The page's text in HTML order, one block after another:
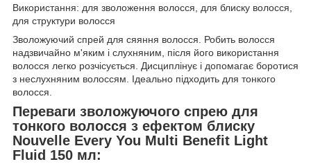
Використання: для зволоження волосся, для блиску волосся,
для структури волосся
Зволожуючий спрей для сяяння волосся. Робить волосся
надзвичайно м'яким і слухняним, після його використання
волосся легко розчісується. Дисциплінує і допомагає боротися
з неслухняним волоссям. Ідеально підходить для тонкого
волосся.
Переваги зволожуючого спрею для
тонкого волосся з ефектом блиску
Nouvelle Every You Multi Benefit Light
Fluid 150 мл: